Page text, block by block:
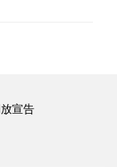
宣告